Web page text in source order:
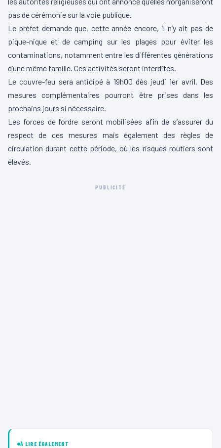
pas de cérémonie sur la voie publique.
Le préfet demande que, cette année encore, il n’y ait pas de
pique-nique et de camping sur les plages pour éviter les
contaminations, notamment entre les différentes générations
d’une même famille. Ces activités seront interdites.
Le couvre-feu sera anticipé à 19h00 dès jeudi 1er avril. Des
mesures complémentaires pourront être prises dans les
prochains jours si nécessaire.
Les forces de l’ordre seront mobilisées afin de s’assurer du
respect de ces mesures mais également des règles de
circulation durant cette période, où les risques routiers sont
élevés.
PUBLICITÉ
À LIRE ÉGALEMENT